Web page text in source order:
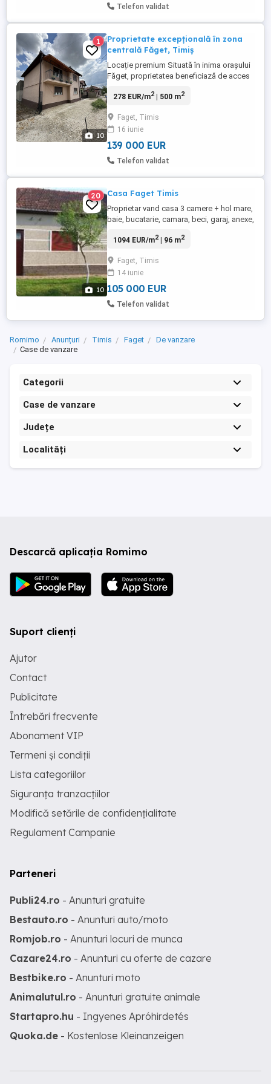
Telefon validat
10
1
Proprietate excepțională în zona
centrală Făget, Timiș
Locație premium Situată în inima orașului
Făget, proprietatea beneficiază de acces
magazine, instituții publice oferind în
specifice unei case cu curte. Corp
Principal Un spațiu generos, perfect
pentru o familie numeroasă: 4 ...
278 EUR/m2| 500 m2
Faget, Timis
16 iunie
139 000 EUR
Telefon validat
10
20 Casa Faget Timis
Proprietar vand casa 3 camere + hol mare,
baie, bucatarie, camara, beci, garaj, anexe,
afumatoare, incalzire centrala pe lemne +
de Timisoara si 15km de lacul Surduc.
Complet renovata in interior in 2024, sape,
tencuit, parchet ...
1094 EUR/m2| 96 m2
Faget, Timis
14 iunie
105 000 EUR
Telefon validat
Romimo Anunțuri Timis Faget
De vanzare
Case de vanzare
Categorii
Case de vanzare
Județe
Localități
Descarcă aplicația Romimo
Suport clienți
Ajutor
Contact
Publicitate
Întrebări frecvente
Abonament VIP
Termeni și condiții
Lista categoriilor
Siguranța tranzacțiilor
Modifică setările de confidențialitate
Regulament Campanie
Parteneri
Publi24.ro - Anunturi gratuite
Bestauto.ro - Anunturi auto/moto
Romjob.ro - Anunturi locuri de munca
Cazare24.ro - Anunturi cu oferte de cazare
Bestbike.ro - Anunturi moto
Animalutul.ro - Anunturi gratuite animale
Startapro.hu - Ingyenes Apróhirdetés
Quoka.de - Kostenlose Kleinanzeigen